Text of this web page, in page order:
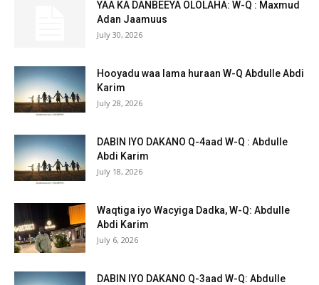
YAA KA DANBEEYA OLOLAHA: W-Q : Maxmud
Adan Jaamuus
July 30, 2026
Hooyadu waa lama huraan W-Q Abdulle Abdi
Karim
July 28, 2026
DABIN IYO DAKANO Q-4aad W-Q : Abdulle
Abdi Karim
July 18, 2026
Waqtiga iyo Wacyiga Dadka, W-Q: Abdulle
Abdi Karim
July 6, 2026
DABIN IYO DAKANO Q-3aad W-Q: Abdulle